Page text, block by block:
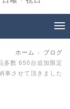
ホーム
ブログ
多数 650台追加限定
車させて頂きました